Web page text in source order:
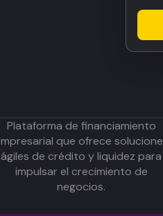
Plataforma de financiamiento
que ofrece
ágiles de crédito y liquidez para
impulsar el crecimiento de
negocios.